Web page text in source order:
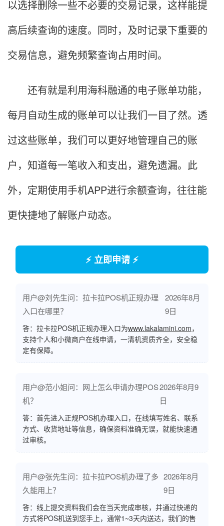
以选择删除一些不必要的交易记录，这样能提
高后续查询的速度。同时，及时记录下重要的
交易信息，避免频繁查询占用时间。
还有就是利用海科融通的电子账单功能，
每月自动生成的账单可以让我们一目了然。透
过这些账单，我们可以更好地管理自己的账
户，知道每一笔收入和支出，避免遗漏。此
外，定期使用手机APP进行余额查询，往往能
更快捷地了解账户动态。
⚡ 立即申请 ⚡
用户@刘先生问：拉卡拉POS机正规办理
入口在哪里？
2026年8月
9日
答：拉卡拉POS机正规办理入口为www.lakalamini.com，
支持个人和小微商户在线申请，一清机资质齐全，安全稳
定有保障。
用户@范小姐问：网上怎么申请办理POS
机？
2026年8月9
日
答：首先进入正规POS机办理入口，在线填写姓名、联系
方式、收货地址等信息，确保资料准确无误，就能快速通
过审核。
用户@张先生问：拉卡拉POS机办理了多
久能用上？
2026年8月
9日
答：线上提交资料我们会在当天完成审核，并通过快递的
方式将POS机送到您手上，通常1~3天内送达，我们的售